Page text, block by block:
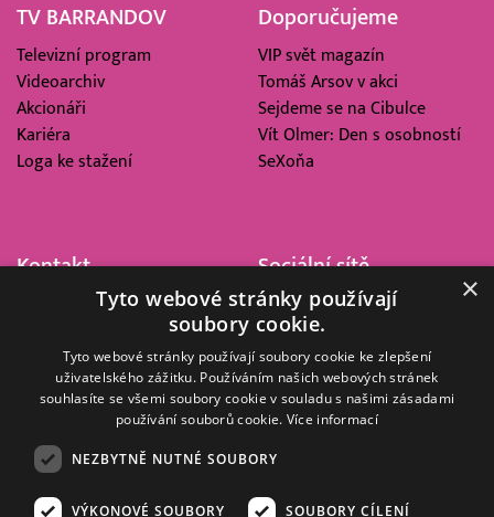
TV BARRANDOV
Televizní program
Videoarchiv
Akcionáři
Kariéra
Loga ke stažení
Doporučujeme
VIP svět magazín
Tomáš Arsov v akci
Sejdeme se na Cibulce
Vít Olmer: Den s osobností
SeXoňa
Kontakt
Barrandov Televizní Studio,
Kříženeckého nám. 322
152 00 Praha 5
IČ 416 93 311
Sociální sítě
×
Tyto webové stránky používají
soubory cookie.
Tyto webové stránky používají soubory cookie ke zlepšení
uživatelského zážitku. Používáním našich webových stránek
souhlasíte se všemi soubory cookie v souladu s našimi zásadami
používání souborů cookie. Více informací
NEZBYTNĚ NUTNÉ SOUBORY
VÝKONOVÉ SOUBORY SOUBORY CÍLENÍ